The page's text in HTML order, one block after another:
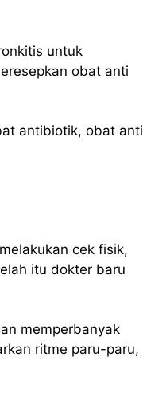
untuk
obat anti
antibiotik, obat anti
cek fisik,
itu dokter baru
memperbanyak
ritme paru-paru,